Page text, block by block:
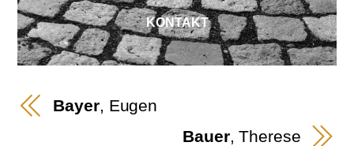
KONTAKT
Bayer, Eugen
Bauer, Therese